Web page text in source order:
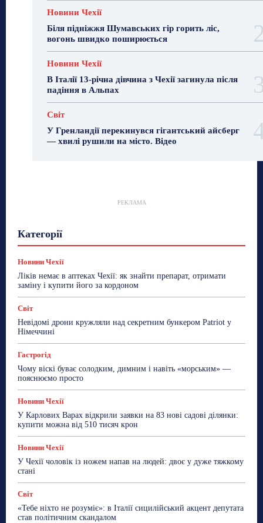
Новини Чехії
Біля підніжжя Шумавських гір горить ліс,
вогонь швидко поширюється
Новини Чехії
В Італії 13-річна дівчина з Чехії загинула після
падіння в Альпах
Світ
У Гренландії перекинувся гігантський айсберг
— хвилі рушили на місто. Відео
РЕКЛАМА
Категорії
Новини Чехії
Робота
Сад та город
ТехноМанія
Топ-новини Фоторепортаж
Новини Чехії
Ліків немає в аптеках Чехії: як знайти препарат, отримати
заміну і купити його за кордоном
Світ
Невідомі дрони кружляли над секретним бункером Patriot у
Німеччині
Гастрогід
Чому віскі буває солодким, димним і навіть «морським» —
пояснюємо просто
Новини Чехії
У Карлових Варах відкрили заявки на 83 нові садові ділянки:
купити можна від 510 тисяч крон
Новини Чехії
У Чехії чоловік із ножем напав на людей: двоє у дуже тяжкому
стані
Світ
«Тебе ніхто не розуміє»: в Італії сицилійський акцент депутата
став політичним скандалом